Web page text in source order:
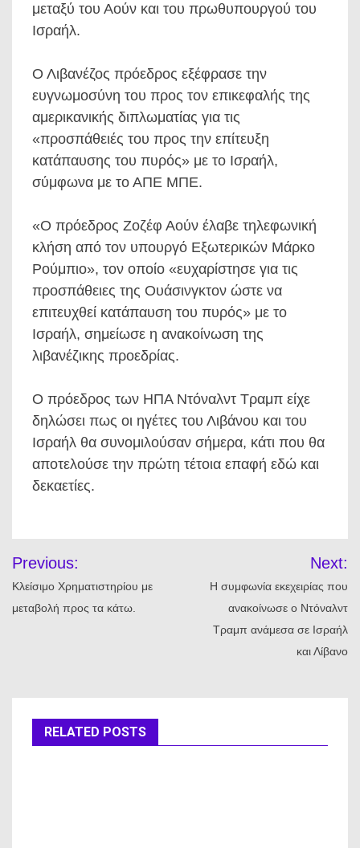
μεταξύ του Αούν και του πρωθυπουργού του
Ισραήλ.
Ο Λιβανέζος πρόεδρος εξέφρασε την
ευγνωμοσύνη του προς τον επικεφαλής της
αμερικανικής διπλωματίας για τις
«προσπάθειές του προς την επίτευξη
κατάπαυσης του πυρός» με το Ισραήλ,
σύμφωνα με το ΑΠΕ ΜΠΕ.
«Ο πρόεδρος Ζοζέφ Αούν έλαβε τηλεφωνική
κλήση από τον υπουργό Εξωτερικών Μάρκο
Ρούμπιο», τον οποίο «ευχαρίστησε για τις
προσπάθειες της Ουάσινγκτον ώστε να
επιτευχθεί κατάπαυση του πυρός» με το
Ισραήλ, σημείωσε η ανακοίνωση της
λιβανέζικης προεδρίας.
Ο πρόεδρος των ΗΠΑ Ντόναλντ Τραμπ είχε
δηλώσει πως οι ηγέτες του Λιβάνου και του
Ισραήλ θα συνομιλούσαν σήμερα, κάτι που θα
αποτελούσε την πρώτη τέτοια επαφή εδώ και
δεκαετίες.
άρθρων
Previous:
Κλείσιμο Χρηματιστηρίου με
μεταβολή προς τα κάτω.
Next:
Η συμφωνία εκεχειρίας που
ανακοίνωσε ο Ντόναλντ
Τραμπ ανάμεσα σε Ισραήλ
και Λίβανο
RELATED POSTS